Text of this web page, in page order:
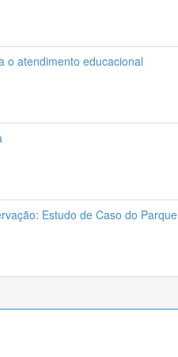
o atendimento educacional
Estudo de Caso do Parque